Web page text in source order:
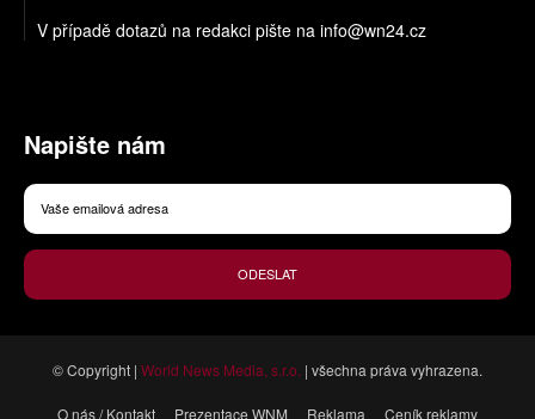
V případě dotazů na redakci pište na info@wn24.cz
Napište nám
ODESLAT
© Copyright | World News Media, s.r.o. | všechna práva vyhrazena.
O nás / Kontakt Prezentace WNM Reklama Ceník reklamy